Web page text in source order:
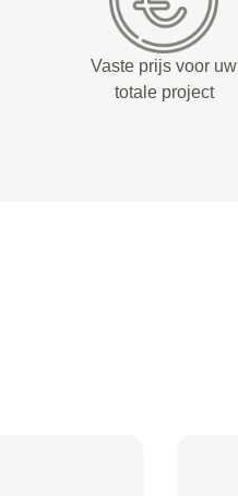
Vaste prijs voor uw
totale project